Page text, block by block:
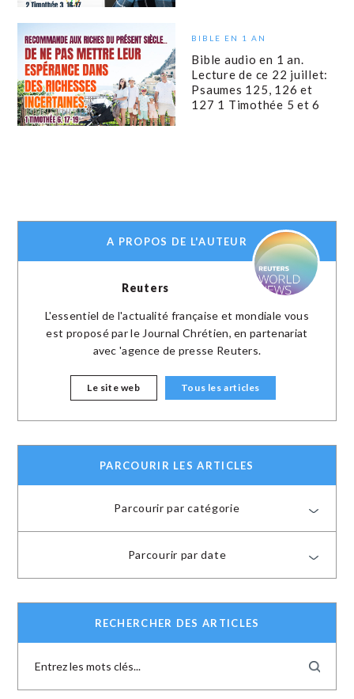
BIBLE EN 1 AN
Bible audio en 1 an.
Lecture de ce 22 juillet:
Psaumes 125, 126 et
127 1 Timothée 5 et 6
A PROPOS DE L'AUTEUR
Reuters
L'essentiel de l'actualité française et mondiale vous
est proposé par le Journal Chrétien, en partenariat
avec 'agence de presse Reuters.
Le site web Tous les articles
PARCOURIR LES ARTICLES
Parcourir par catégorie
Parcourir par date
RECHERCHER DES ARTICLES